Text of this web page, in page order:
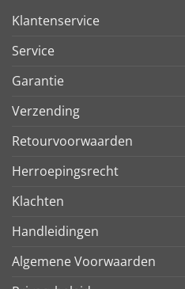
Klantenservice
Service
Garantie
Verzending
Retourvoorwaarden
Herroepingsrecht
Klachten
Handleidingen
Algemene Voorwaarden